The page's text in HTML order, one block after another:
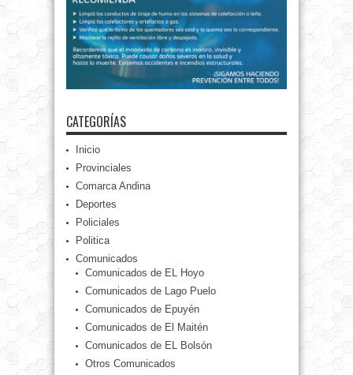
CATEGORÍAS
Inicio
Provinciales
Comarca Andina
Deportes
Policiales
Politica
Comunicados
Comunicados de EL Hoyo
Comunicados de Lago Puelo
Comunicados de Epuyén
Comunicados de El Maitén
Comunicados de EL Bolsón
Otros Comunicados